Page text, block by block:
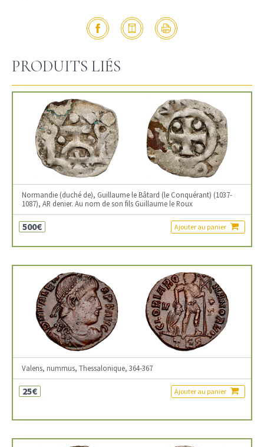
PRODUITS LIÉS
Normandie (duché de), Guillaume le Bâtard (le Conquérant) (1037-
1087), AR denier. Au nom de son fils Guillaume le Roux
500€ Ajouter au panier
Valens, nummus, Thessalonique, 364-367
25€ Ajouter au panier